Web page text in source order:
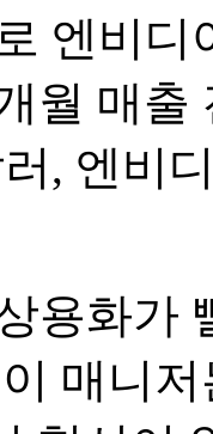
엔비
월 매출
, 엔비
용화가
매니